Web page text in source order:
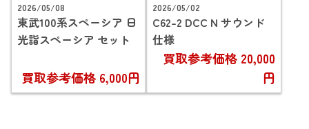
2026/05/08
東武100系スペーシア 日
光詣スペーシア セット
買取参考価格 6,000円
2026/05/02
C62-2 DCC N サウンド
仕様
買取参考価格 20,000
円